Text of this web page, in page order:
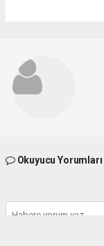
Okuyucu Yorumları